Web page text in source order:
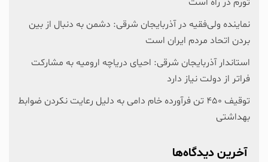
نماینده ولی‌فقیه در آذربایجان شرقی: دشمن به دنبال از بین
بردن اتحاد مردم ایران است
استاندار آذربایجان شرقی: احیای دریاچه ارومیه به مشارکت
فراتر از دولت نیاز دارد
توقیف ۴۵۰ تن فرآورده خام دامی به دلیل رعایت نکردن ضوابط
بهداشتی
آخرین دیدگاه‌ها